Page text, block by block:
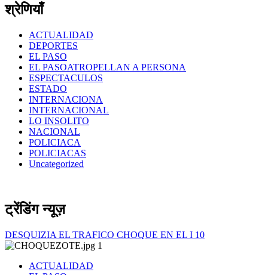
श्रेणियाँ
ACTUALIDAD
DEPORTES
EL PASO
EL PASOATROPELLAN A PERSONA
ESPECTACULOS
ESTADO
INTERNACIONA
INTERNACIONAL
LO INSOLITO
NACIONAL
POLICIACA
POLICIACAS
Uncategorized
ट्रेंडिंग न्यूज़
DESQUIZIA EL TRAFICO CHOQUE EN EL I 10
1
ACTUALIDAD